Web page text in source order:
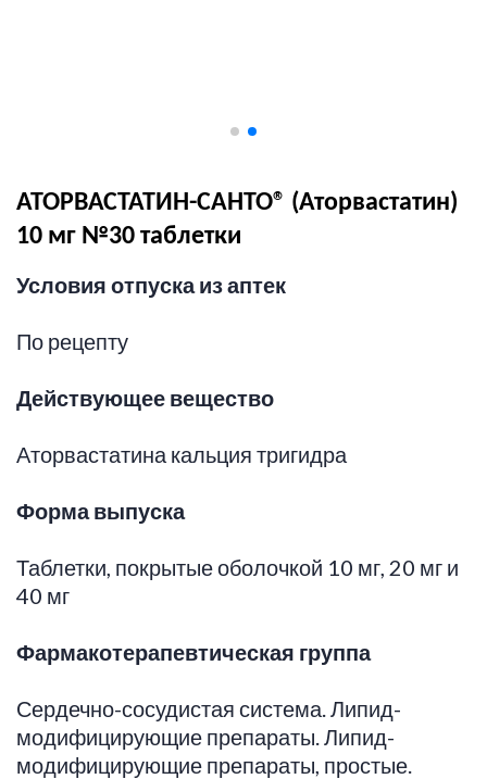
АТОРВАСТАТИН-САНТО® (Аторвастатин)
10 мг №30 таблетки
Условия отпуска из аптек
По рецепту
Действующее вещество
Аторвастатина кальция тригидра
Форма выпуска
Таблетки, покрытые оболочкой 10 мг, 20 мг и
40 мг
Фармакотерапевтическая группа
Сердечно-сосудистая система. Липид-
модифицирующие препараты. Липид-
модифицирующие препараты, простые.